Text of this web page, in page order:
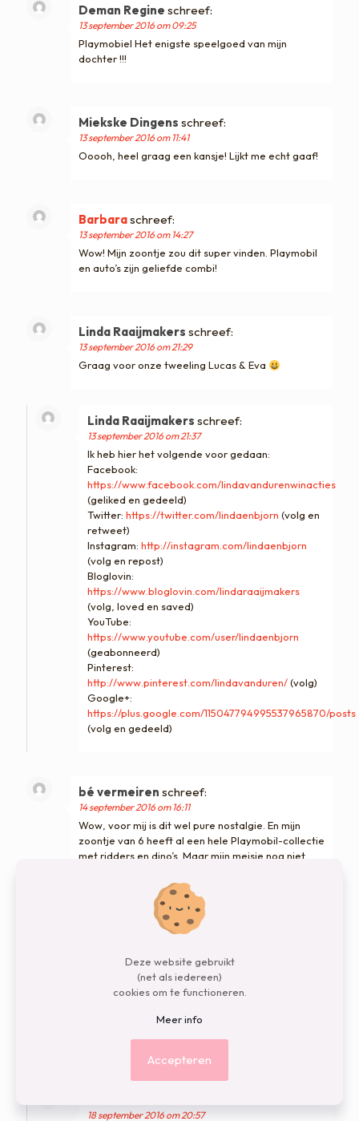
Deman Regine schreef:
13 september 2016 om 09:25
Playmobiel Het enigste speelgoed van mijn
dochter !!!
Miekske Dingens schreef:
13 september 2016 om 11:41
Ooooh, heel graag een kansje! Lijkt me echt gaaf!
Barbaraschreef:
13 september 2016 om 14:27
Wow! Mijn zoontje zou dit super vinden. Playmobil
en auto’s zijn geliefde combi!
Linda Raaijmakers schreef:
13 september 2016 om 21:29
Graag voor onze tweeling Lucas & Eva
Linda Raaijmakers schreef:
13 september 2016 om 21:37
Ik heb hier het volgende voor gedaan:
Facebook:
https://www.facebook.com/lindavandurenwinacties
(geliked en gedeeld)
Twitter: https://twitter.com/lindaenbjorn (volg en
retweet)
Instagram: http://instagram.com/lindaenbjorn
(volg en repost)
Bloglovin:
https://www.bloglovin.com/lindaraaijmakers
(volg, loved en saved)
YouTube:
https://www.youtube.com/user/lindaenbjorn
(geabonneerd)
Pinterest:
http://www.pinterest.com/lindavanduren/(volg)
Google+:
https://plus.google.com/115047794995537965870/posts
(volg en gedeeld)
bé vermeiren schreef:
14 september 2016 om 16:11
Wow, voor mij is dit wel pure nostalgie. En mijn
zoontje van 6 heeft al een hele Playmobil-collectie
met ridders en dino’s. Maar mijn meisje nog niet.
Porsche 911 Targa 4S zou ze wel super vinden als
haar eerste eigen Playmobil-speelgoed.
schreef:
15 september 2016 om 13:56
Zouden Yari en Lani wel leuk vinden denk ik. Blij dat
ik nog net op tijd ben met alle niet-gelezen
veel te druk had), nu aan het inhalen ben
18 september 2016 om 20:57
Deze website gebruikt
(net als iedereen)
cookies om te functioneren.
Meer info
Accepteren